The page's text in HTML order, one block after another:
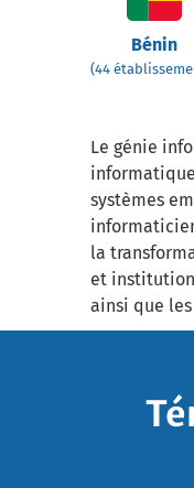
Bénin
(44
Le génie
systèmes
la
et
ainsi que